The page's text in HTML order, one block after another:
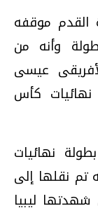
القدم موقفه
وأنه من
عيسى
نهائيات كأس
نهائيات
إلا أنه تم نقلها إلى
شهدتها ليبيا